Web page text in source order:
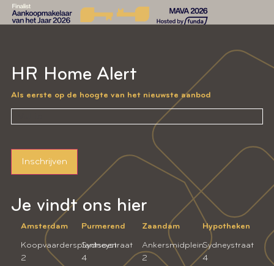
Je vindt ons hier
Amsterdam
Koopvaardersplantsoen
2
Purmerend
Sydneystraat
4
Zaandam
Ankersmidplein
2
Hypotheken
Sydneystraat
4
HR Home Alert
Als eerste op de hoogte van het nieuwste aanbod
Inschrijven